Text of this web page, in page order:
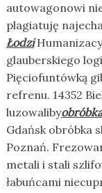
autowagonowi
plagiatuję
Łodzi
glauberskiego
Pięciofuntówką
refrenu. 14352
luzowaliby
Gdańsk obróbka
Poznań.
metali i stali
łabuńcami